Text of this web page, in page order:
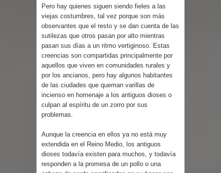
Pero hay quienes siguen siendo fieles a las
viejas costumbres, tal vez porque son más
observantes que el resto y se dan cuenta de las
sutilezas que otros pasan por alto mientras
pasan sus días a un ritmo vertiginoso. Estas
creencias son compartidas principalmente por
aquellos que viven en comunidades rurales y
por los ancianos, pero hay algunos habitantes
de las ciudades que queman varillas de
incienso en homenaje a los antiguos dioses o
culpan al espíritu de un zorro por sus
problemas.
Aunque la creencia en ellos ya no está muy
extendida en el Reino Medio, los antiguos
dioses todavía existen para muchos, y todavía
responden a la promesa de un pollo o una